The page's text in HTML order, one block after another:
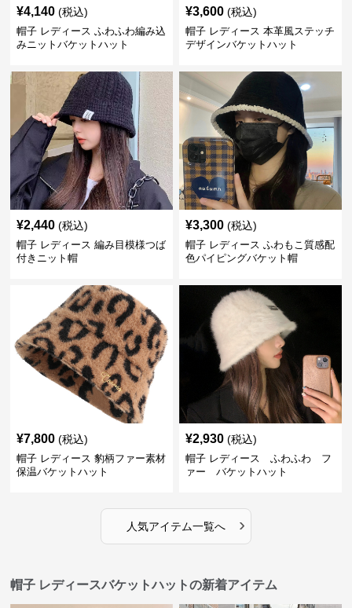
¥4,140 (税込)
帽子 レディース ふわふわ編み込
みニットバケットハット
¥3,600 (税込)
帽子 レディース 本革風ステッチ
デザインバケットハット
¥2,440 (税込)
帽子 レディース 編み目模様つば
付きニット帽
¥3,300 (税込)
帽子 レディース ふわもこ質感配
色パイピングバケット帽
¥7,800 (税込)
帽子 レディース 豹柄ファー素材
保温バケットハット
¥2,930 (税込)
帽子 レディース ふわふわ フ
ァー バケットハット
人気アイテム一覧へ ›
帽子 レディースバケットハットの新着アイテム